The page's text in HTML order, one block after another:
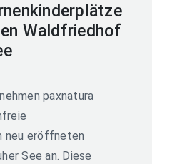
Waldfriedhof
paxnatura
neu eröffneten
See an. Diese